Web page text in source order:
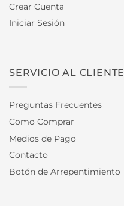
Crear Cuenta
Iniciar Sesión
SERVICIO AL CLIENTE
Preguntas Frecuentes
Como Comprar
Medios de Pago
Contacto
Botón de Arrepentimiento